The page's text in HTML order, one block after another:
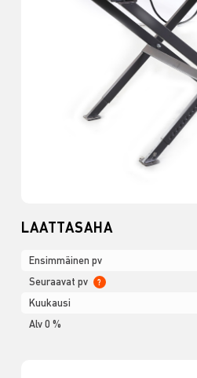
LAATTASAHA
Ensimmäinen pv
Seuraavat pv ?
Kuukausi
Alv 0 %